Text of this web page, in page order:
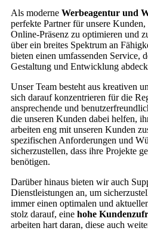
Als moderne Werbeagentur und
perfekte Partner für unsere
Online-Präsenz zu optimieren und
über ein breites Spektrum an
bieten einen umfassenden Service,
Gestaltung und Entwicklung
Unser Team besteht aus kreativen
sich darauf konzentrieren für die
ansprechende und
die unseren Kunden dabei helfen,
arbeiten eng mit unseren Kunden
spezifischen Anforderungen und
sicherzustellen, dass ihre Projekte
benötigen.
Darüber hinaus bieten wir auch
Dienstleistungen an, um
immer einen optimalen und
stolz darauf, eine hohe
arbeiten hart daran, diese auch